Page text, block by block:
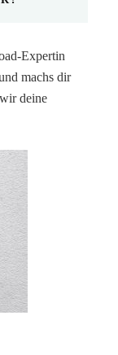
Expertin
machs dir
deine